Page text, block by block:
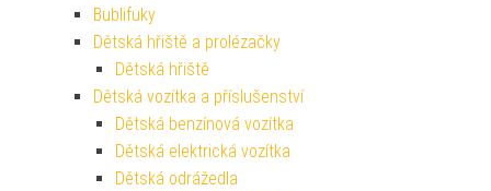
Bublifuky
Dětská hřiště a prolézačky
Dětská hřiště
Dětská vozítka a příslušenství
Dětská benzínová vozítka
Dětská elektrická vozítka
Dětská odrážedla